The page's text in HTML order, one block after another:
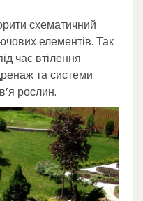
схематичний
елементів. Так
час втілення
та системи
рослин.